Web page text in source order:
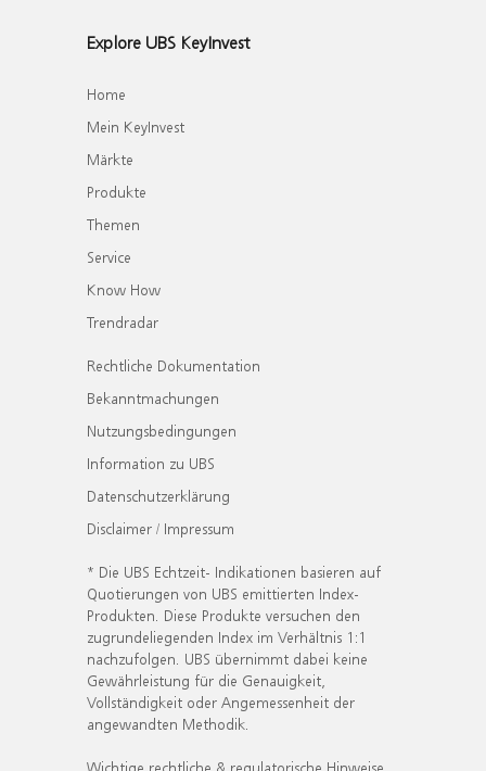
Explore UBS KeyInvest
Home
Mein KeyInvest
Märkte
Produkte
Themen
Service
Know How
Trendradar
Rechtliche Dokumentation
Bekanntmachungen
Nutzungsbedingungen
Information zu UBS
Datenschutzerklärung
Disclaimer / Impressum
* Die UBS Echtzeit- Indikationen basieren auf
Quotierungen von UBS emittierten Index-
Produkten. Diese Produkte versuchen den
zugrundeliegenden Index im Verhältnis 1:1
nachzufolgen. UBS übernimmt dabei keine
Gewährleistung für die Genauigkeit,
Vollständigkeit oder Angemessenheit der
angewandten Methodik.